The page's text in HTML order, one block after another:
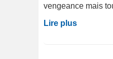
vengeance mais
Lire plus